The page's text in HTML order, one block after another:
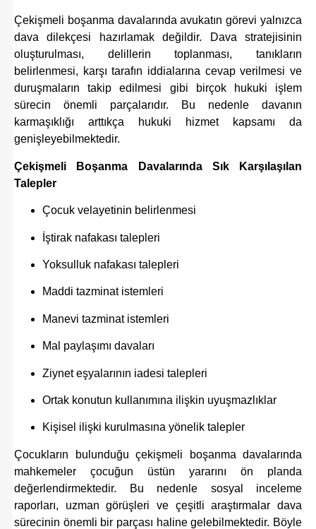
Çekişmeli boşanma davalarında avukatın görevi yalnızca
dava dilekçesi hazırlamak değildir. Dava stratejisinin
oluşturulması, delillerin toplanması, tanıkların
belirlenmesi, karşı tarafın iddialarına cevap verilmesi ve
duruşmaların takip edilmesi gibi birçok hukuki işlem
sürecin önemli parçalarıdır. Bu nedenle davanın
karmaşıklığı arttıkça hukuki hizmet kapsamı da
genişleyebilmektedir.
Çekişmeli Boşanma Davalarında Sık Karşılaşılan
Talepler
Çocuk velayetinin belirlenmesi
İştirak nafakası talepleri
Yoksulluk nafakası talepleri
Maddi tazminat istemleri
Manevi tazminat istemleri
Mal paylaşımı davaları
Ziynet eşyalarının iadesi talepleri
Ortak konutun kullanımına ilişkin uyuşmazlıklar
Kişisel ilişki kurulmasına yönelik talepler
Çocukların bulunduğu çekişmeli boşanma davalarında
mahkemeler çocuğun üstün yararını ön planda
değerlendirmektedir. Bu nedenle sosyal inceleme
raporları, uzman görüşleri ve çeşitli araştırmalar dava
sürecinin önemli bir parçası haline gelebilmektedir. Böyle